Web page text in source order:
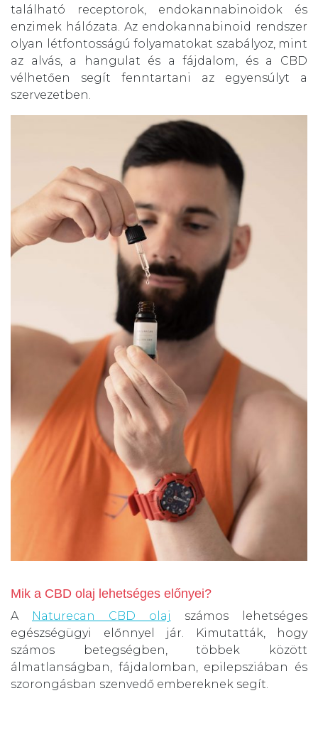
található receptorok, endokannabinoidok és
enzimek hálózata. Az endokannabinoid rendszer
olyan létfontosságú folyamatokat szabályoz, mint
az alvás, a hangulat és a fájdalom, és a CBD
vélhetően segít fenntartani az egyensúlyt a
szervezetben.
Mik a CBD olaj lehetséges előnyei?
A Naturecan CBD olaj
számos lehetséges
egészségügyi előnnyel jár. Kimutatták, hogy
számos betegségben, többek között
álmatlanságban, fájdalomban, epilepsziában és
szorongásban szenvedő embereknek segít.